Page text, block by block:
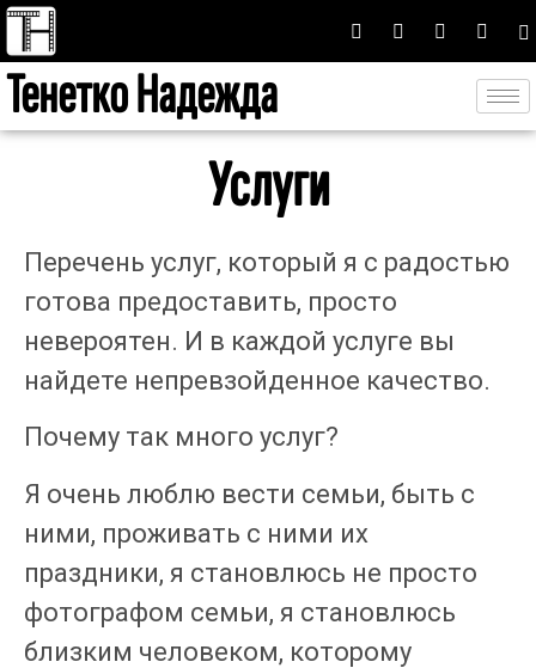
Тенетко Надежда
Услуги
Перечень услуг, который я с радостью
готова предоставить, просто
невероятен. И в каждой услуге вы
найдете непревзойденное качество.
Почему так много услуг?
Я очень люблю вести семьи, быть с
ними, проживать с ними их
праздники, я становлюсь не просто
фотографом семьи, я становлюсь
близким человеком, которому